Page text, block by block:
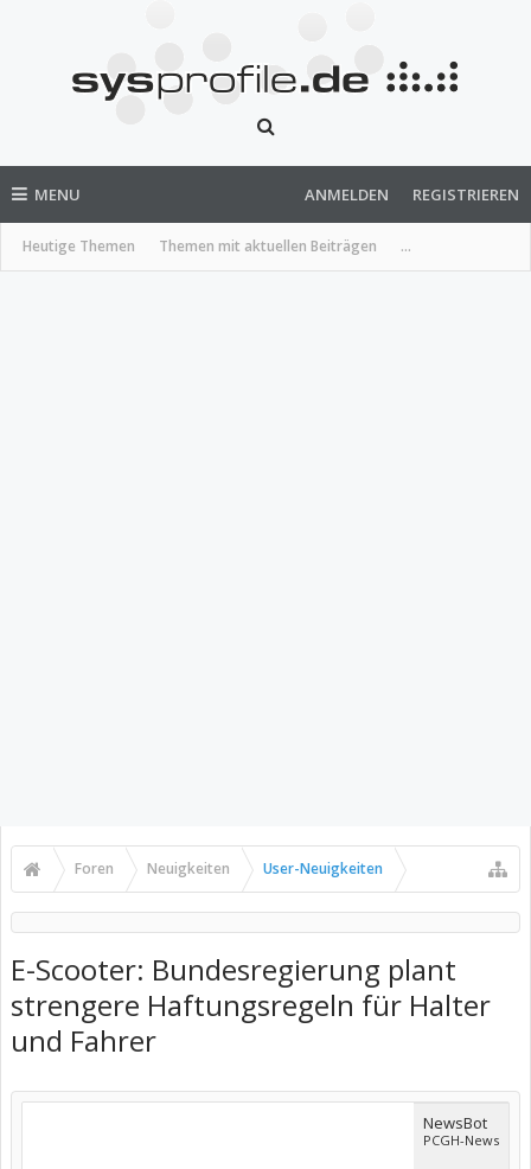
MENU
Heutige Themen Themen mit aktuellen Beiträgen ...
ANMELDEN REGISTRIEREN
Foren Neuigkeiten User-Neuigkeiten
E-Scooter: Bundesregierung plant
strengere Haftungsregeln für Halter
und Fahrer
NewsBot
PCGH-News